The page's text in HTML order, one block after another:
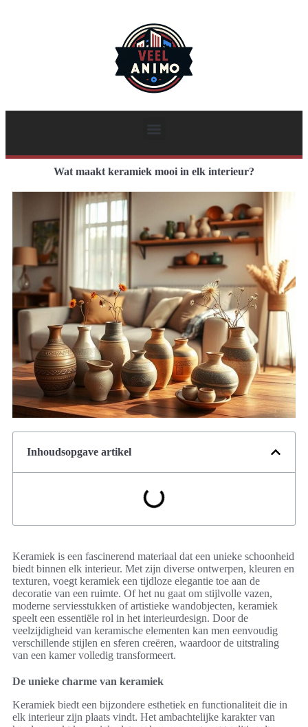
Wat maakt keramiek mooi in elk interieur?
Inhoudsopgave artikel
Keramiek is een fascinerend materiaal dat een unieke schoonheid
biedt binnen elk interieur. Met zijn diverse ontwerpen, kleuren en
texturen, voegt keramiek een tijdloze elegantie toe aan de
decoratie van een ruimte. Of het nu gaat om stijlvolle vazen,
moderne serviesstukken of artistieke wandobjecten, keramiek
speelt een essentiële rol in het interieurdesign. Door de
veelzijdigheid van keramische elementen kan men eenvoudig
verschillende stijlen en sferen creëren, waardoor de uitstraling
van een kamer volledig transformeert.
De unieke charme van keramiek
Keramiek biedt een bijzondere esthetiek en functionaliteit die in
elk interieur zijn plaats vindt. Het ambachtelijke karakter van